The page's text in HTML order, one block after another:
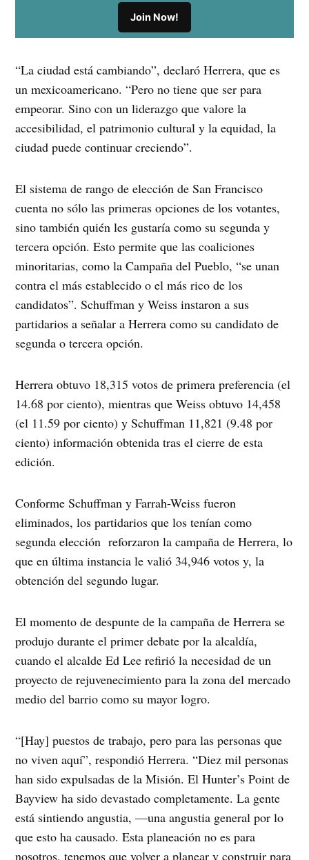
Join Now!
“La ciudad está cambiando”, declaró Herrera, que es
un mexicoamericano. “Pero no tiene que ser para
empeorar. Sino con un liderazgo que valore la
accesibilidad, el patrimonio cultural y la equidad, la
ciudad puede continuar creciendo”.
El sistema de rango de elección de San Francisco
cuenta no sólo las primeras opciones de los votantes,
sino también quién les gustaría como su segunda y
tercera opción. Esto permite que las coaliciones
minoritarias, como la Campaña del Pueblo, “se unan
contra el más establecido o el más rico de los
candidatos”. Schuffman y Weiss instaron a sus
partidarios a señalar a Herrera como su candidato de
segunda o tercera opción.
Herrera obtuvo 18,315 votos de primera preferencia (el
14.68 por ciento), mientras que Weiss obtuvo 14,458
(el 11.59 por ciento) y Schuffman 11,821 (9.48 por
ciento) información obtenida tras el cierre de esta
edición.
Conforme Schuffman y Farrah-Weiss fueron
eliminados, los partidarios que los tenían como
segunda elección reforzaron la campaña de Herrera, lo
que en última instancia le valió 34,946 votos y, la
obtención del segundo lugar.
El momento de despunte de la campaña de Herrera se
produjo durante el primer debate por la alcaldía,
cuando el alcalde Ed Lee refirió la necesidad de un
proyecto de rejuvenecimiento para la zona del mercado
medio del barrio como su mayor logro.
“[Hay] puestos de trabajo, pero para las personas que
no viven aquí”, respondió Herrera. “Diez mil personas
han sido expulsadas de la Misión. El Hunter’s Point de
Bayview ha sido devastado completamente. La gente
está sintiendo angustia, —una angustia general por lo
que esto ha causado. Esta planeación no es para
nosotros, tenemos que volver a planear y construir para